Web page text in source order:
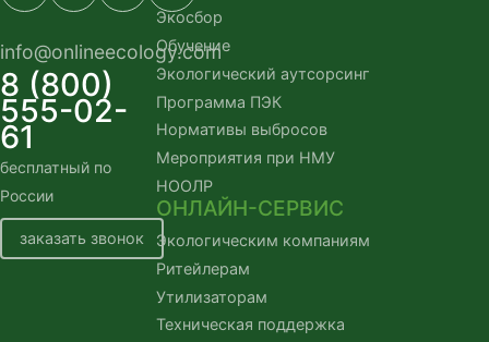
info@onlineecology.com
8 (800)
555-02-
61
бесплатный по
России
заказать звонок
Экосбор
Обучение
Экологический аутсорсинг
Программа ПЭК
Нормативы выбросов
Мероприятия при НМУ
НООЛР
ОНЛАЙН-СЕРВИС
Экологическим компаниям
Ритейлерам
Утилизаторам
Техническая поддержка